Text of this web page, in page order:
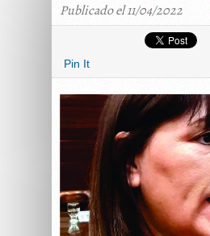
Publicado el 11/04/2022
Pin It